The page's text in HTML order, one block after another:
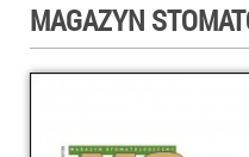
MAGAZYN